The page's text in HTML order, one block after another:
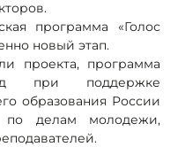
программа «Голос
новый этап.
проекта, программа
при поддержке
образования России
по делам молодежи,